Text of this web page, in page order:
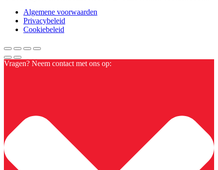
Algemene voorwaarden
Privacybeleid
Cookiebeleid
Vragen? Neem contact met ons op: